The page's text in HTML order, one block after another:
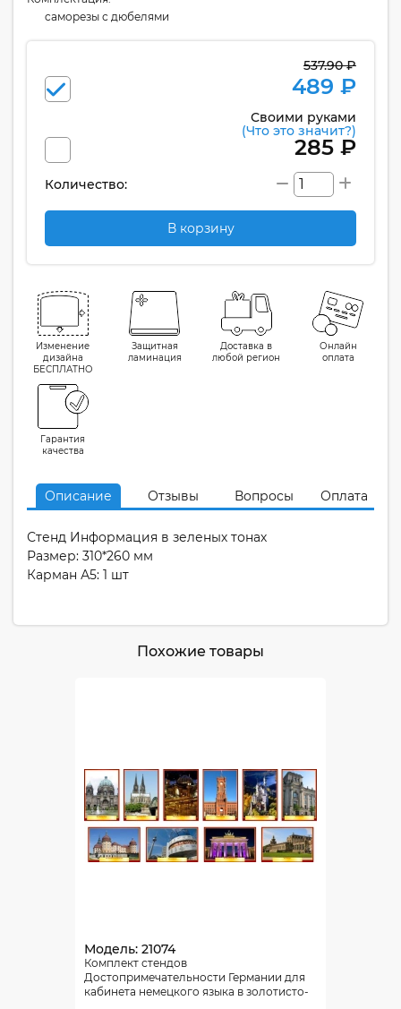
cаморезы с дюбелями
537.90 ₽
489 ₽
Своими руками
(Что это значит?)
285 ₽
Количество:
В корзину
Изменение
дизайна
БЕСПЛАТНО
Защитная
ламинация
Доставка в
любой регион
Онлайн
оплата
Гарантия
качества
Описание Отзывы Вопросы Оплата
Стенд Информация в зеленых тонах
Размер: 310*260 мм
Карман А5: 1 шт
Похожие товары
Модель: 21074
Комплект стендов
Достопримечательности Германии для
кабинета немецкого языка в золотисто-